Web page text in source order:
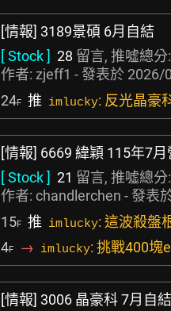
[情報] 3189景碩 6月自結
[ Stock ] 28 留言, 推噓總分:
作者: zjeff1 - 發表於 2026/
24F 推 imlucky: 反光晶豪
[情報] 6669 緯穎 115年7月
[ Stock ] 21 留言, 推噓總分:
作者: chandlerchen - 發表
15F 推 imlucky: 這波殺盤
4F → imlucky: 挑戰400塊
[情報] 3006 晶豪科 7月自